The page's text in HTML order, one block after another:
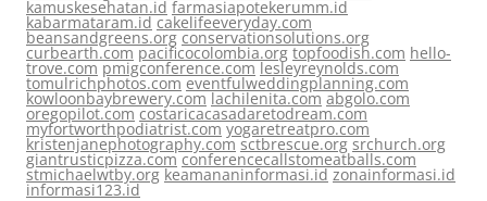
kamuskesehatan.id farmasiapotekerumm.id
kabarmataram.id cakelifeeveryday.com
beansandgreens.org conservationsolutions.org
curbearth.com pacificocolombia.org topfoodish.com hello-
trove.com pmigconference.com lesleyreynolds.com
tomulrichphotos.com eventfulweddingplanning.com
kowloonbaybrewery.com lachilenita.com abgolo.com
oregopilot.com costaricacasadaretodream.com
myfortworthpodiatrist.com yogaretreatpro.com
kristenjanephotography.com sctbrescue.org srchurch.org
giantrusticpizza.com conferencecallstomeatballs.com
stmichaelwtby.org keamananinformasi.id zonainformasi.id
informasi123.id